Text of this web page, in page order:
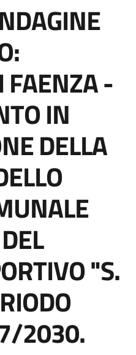
FAENZA -
IN
DELLA
"S.
2030.